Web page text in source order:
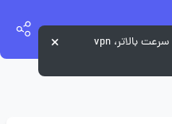
برای تجربه کاربری بهتر و سرعت بالاتر، vpn